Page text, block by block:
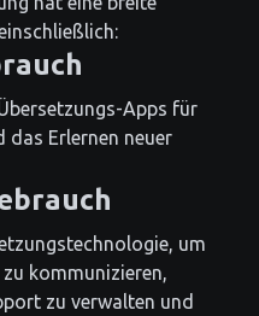
Apps für
das Erlernen neuer
um
kommunizieren,
zu verwalten und